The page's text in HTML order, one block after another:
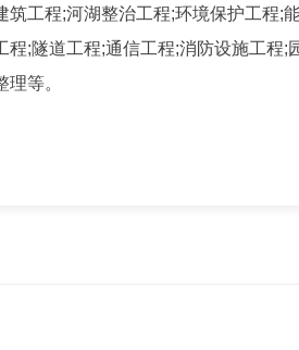
工程;河湖整治工程;环境保护工程;
;隧道工程;通信工程;消防设施工程;
等。